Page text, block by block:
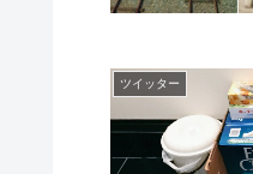
ツイッター